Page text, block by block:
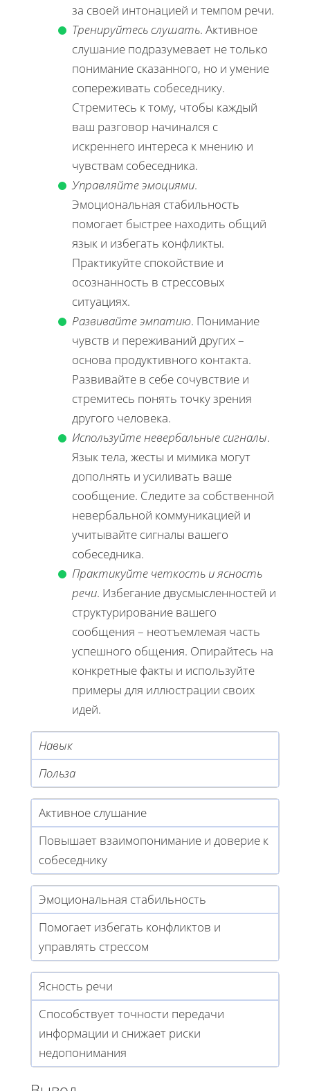
за своей интонацией и темпом речи.
Тренируйтесь слушать. Активное
слушание подразумевает не только
понимание сказанного, но и умение
сопереживать собеседнику.
Стремитесь к тому, чтобы каждый
ваш разговор начинался с
искреннего интереса к мнению и
чувствам собеседника.
Управляйте эмоциями.
Эмоциональная стабильность
помогает быстрее находить общий
язык и избегать конфликты.
Практикуйте спокойствие и
осознанность в стрессовых
ситуациях.
Развивайте эмпатию. Понимание
чувств и переживаний других –
основа продуктивного контакта.
Развивайте в себе сочувствие и
стремитесь понять точку зрения
другого человека.
Используйте невербальные сигналы.
Язык тела, жесты и мимика могут
дополнять и усиливать ваше
сообщение. Следите за собственной
невербальной коммуникацией и
учитывайте сигналы вашего
собеседника.
Практикуйте четкость и ясность
речи. Избегание двусмысленностей и
структурирование вашего
сообщения – неотъемлемая часть
успешного общения. Опирайтесь на
конкретные факты и используйте
примеры для иллюстрации своих
идей.
Навык
Польза
Активное слушание
Повышает взаимопонимание и доверие к
собеседнику
Эмоциональная стабильность
Помогает избегать конфликтов и
управлять стрессом
Ясность речи
Способствует точности передачи
информации и снижает риски
недопонимания